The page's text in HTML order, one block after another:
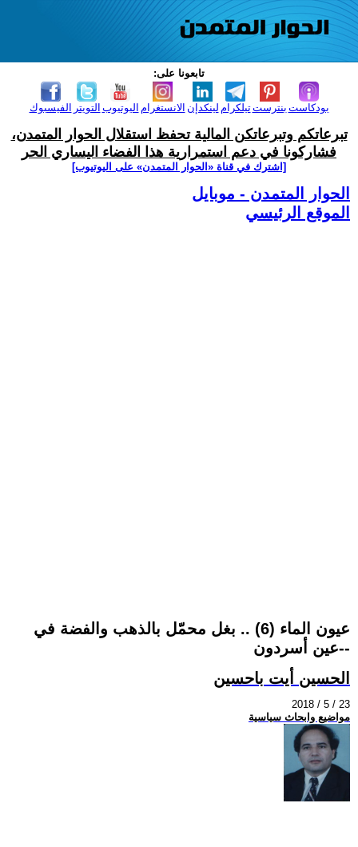
تابعونا على:
الفيسبوك التويتر اليوتيوب الانستغرام لينكدإن تيلكرامبنترست بودكاست
تبرعاتكم وتبرعاتكن المالية تحفظ استقلال الحوار المتمدن،
فشاركونا في دعم استمرارية هذا الفضاء اليساري الحر
[اشترك في قناة ‫«الحوار المتمدن» على اليوتيوب]
الحوار المتمدن - موبايل
الموقع الرئيسي
عيون الماء (6) .. بغل محمّل بالذهب والفضة في
-عين أسردون-
الحسين أيت باحسين
2018 / 5 / 23
مواضيع وابحاث سياسية